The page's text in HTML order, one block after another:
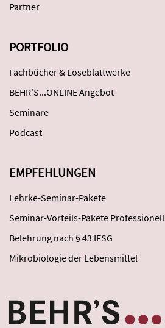
Partner
PORTFOLIO
Fachbücher & Loseblattwerke
BEHR'S...ONLINE Angebot
Seminare
Podcast
EMPFEHLUNGEN
Lehrke-Seminar-Pakete
Seminar-Vorteils-Pakete Professionell
Belehrung nach § 43 IFSG
Mikrobiologie der Lebensmittel